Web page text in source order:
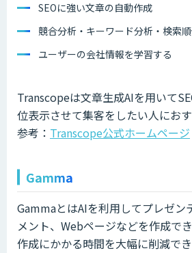
SEOに強い文章の自動作成
競合分析・キーワード分析・検索
ユーザーの会社情報を学習する
Transcopeは文章生成AIを用いて
位表示させて集客をしたい人におす
参考： Transcope公式ホームページ
Gamma
GammaとはAIを利用してプレゼン
メント、Webページなどを作成で
作成にかかる時間を大幅に削減でき